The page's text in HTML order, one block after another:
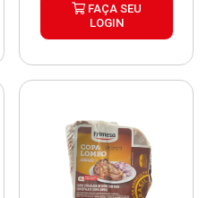
FAÇA SEU
LOGIN